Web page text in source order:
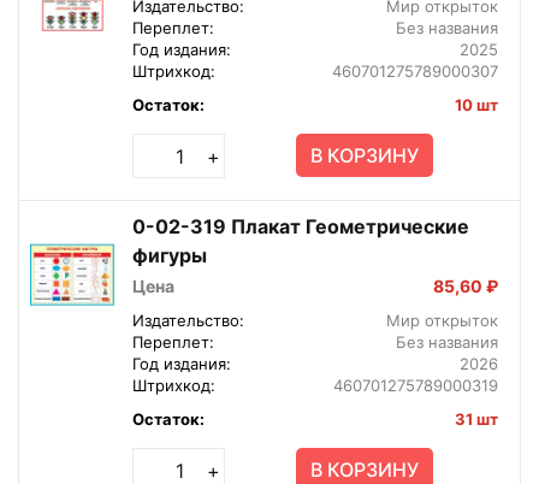
Издательство:
Мир открыток
Переплет:
Без названия
Год издания:
2025
Штрихкод:
460701275789000307
Остаток:
10 шт
+ В КОРЗИНУ
0-02-319 Плакат Геометрические
фигуры
Цена 85,60 ₽
Издательство:
Мир открыток
Переплет:
Без названия
Год издания:
2026
Штрихкод:
460701275789000319
Остаток:
31 шт
+ В КОРЗИНУ